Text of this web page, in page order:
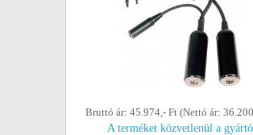
Bruttó ár: 45.974,- Ft (Nettó ár:
A terméket közvetlenül a gyártó